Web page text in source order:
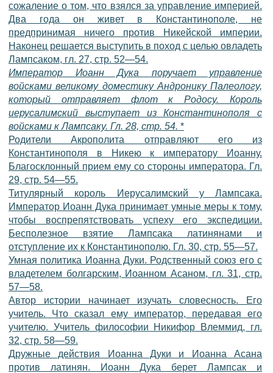
сожаление о том, что взялся за управление империей.
Два года он живет в Константинополе, не
предпринимая ничего против Никейской империи.
Наконец решается выступить в поход с целью овладеть
Лампсаком, гл. 27, стр. 52—54.
Император Иоанн Дука поручает управление
войсками великому доместику Андронику Палеологу,
который отправляет флот к Родосу. Король
иерусалимский выступает из Константинополя с
войсками к Лампсаку. Гл. 28, стр. 54. *
Родители Акрополита отправляют его из
Константинополя в Никею к императору Иоанну.
Благосклонный прием ему со стороны императора. Гл.
29, стр. 54—55.
Титулярный король Иерусалимский у Лампсака.
Император Иоанн Дука принимает умные меры к тому,
чтобы воспрепятствовать успеху его экспедиции.
Бесполезное взятие Лампсака латинянами и
отступление их к Константинополю. Гл. 30, стр. 55—57.
Умная политика Иоанна Дуки. Родственный союз его с
владетелем болгарским, Иоанном Асаном, гл. 31, стр.
57—58.
Автор истории начинает изучать словесность. Его
учитель. Что сказал ему император, передавая его
учителю. Учитель философии Никифор Влеммид, гл.
32, стр. 58—59.
Дружные действия Иоанна Дуки и Иоанна Асана
против латинян. Иоанн Дука берет Лампсак и